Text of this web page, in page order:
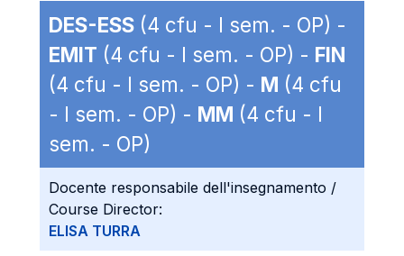
DES-ESS (4 cfu - I sem. - OP) -
EMIT (4 cfu - I sem. - OP) - FIN
(4 cfu - I sem. - OP) - M (4 cfu
- I sem. - OP) - MM (4 cfu - I
sem. - OP)
Docente responsabile dell'insegnamento /
Course Director:
ELISA TURRA